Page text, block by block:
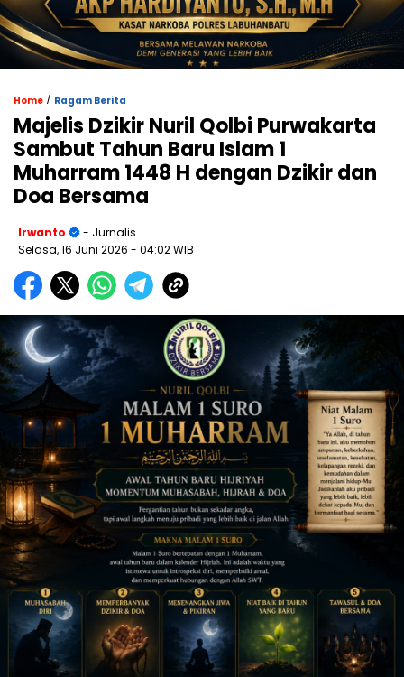
Home / Ragam Berita
Majelis Dzikir Nuril Qolbi Purwakarta
Sambut Tahun Baru Islam 1
Muharram 1448 H dengan Dzikir dan
Doa Bersama
Irwanto
- Jurnalis
Selasa, 16 Juni 2026 - 04:02 WIB